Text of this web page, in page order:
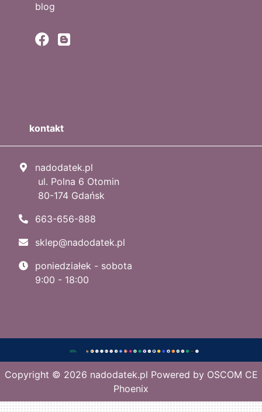
blog
kontakt
nadodatek.pl
ul. Polna 6 Otomin
80-174 Gdańsk
663-656-888
sklep@nadodatek.pl
poniedziałek - sobota
9:00 - 18:00
Copyright © 2026 nadodatek.pl Powered by OSCOM CE
Phoenix